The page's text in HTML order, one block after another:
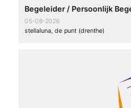
Begeleider / Persoonlijk
05-08-2026
stellaluna, de punt (drenthe)